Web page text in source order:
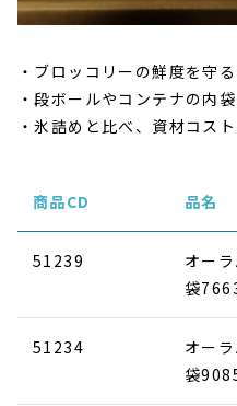
ブロッコリーの鮮度を守る
段ボールやコンテナの内
氷詰めと比べ、資材コス
商品CD 品名
51239
オー
袋
51234
オー
袋